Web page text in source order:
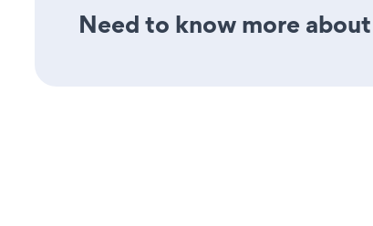
Need to know more